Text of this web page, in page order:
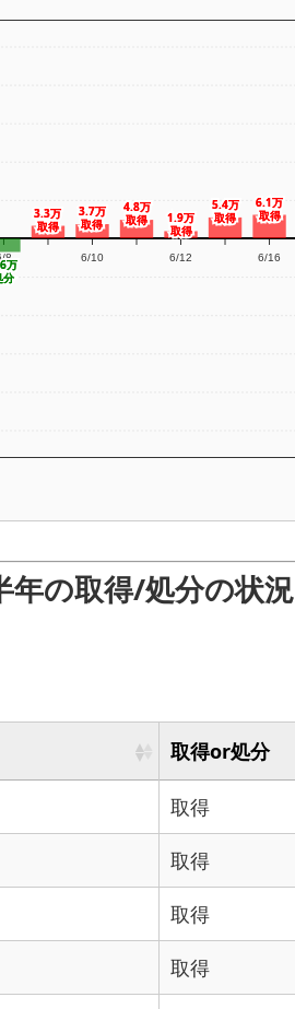
8 6/10 6/12 6/16
万
分
万
分
3.3万
取得
3.3万
取得
3.7万
取得
3.7万
取得
4.8万
取得
4.8万
取得
1.9万
取得
1.9万
取得
5.4万
取得
5.4万
取得
6.1万
取得
6.1万
取得
年の取得/処分の状況
取得or処分
取得
取得
取得
取得